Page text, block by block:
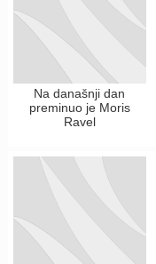
Na današnji dan
preminuo je Moris
Ravel